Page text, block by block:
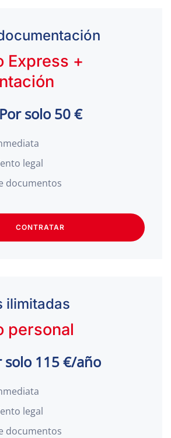
Express +
Por solo 50 €
legal
documentos
CONTRATAR
ilimitadas
personal
solo 115 €/año
legal
documentos